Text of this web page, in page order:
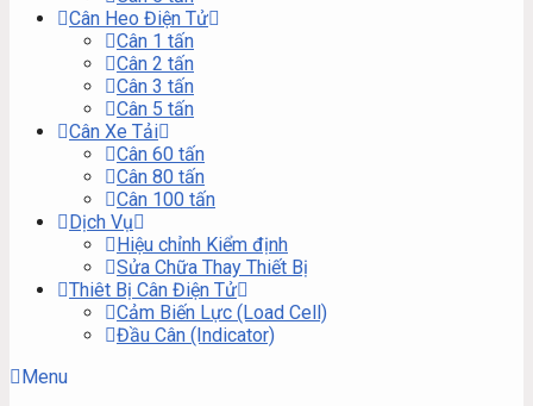
Cân Heo Điện Tử
Cân 1 tấn
Cân 2 tấn
Cân 3 tấn
Cân 5 tấn
Cân Xe Tải
Cân 60 tấn
Cân 80 tấn
Cân 100 tấn
Dịch Vụ
Hiệu chỉnh Kiểm định
Sửa Chữa Thay Thiết Bị
Thiêt Bị Cân Điện Tử
Cảm Biến Lực (Load Cell)
Đầu Cân (Indicator)
Menu